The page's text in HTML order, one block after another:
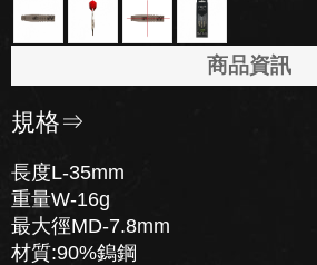
商品資訊
規格⇒
長度L-35mm
重量W-16g
最大徑MD-7.8mm
材質:90%鎢鋼